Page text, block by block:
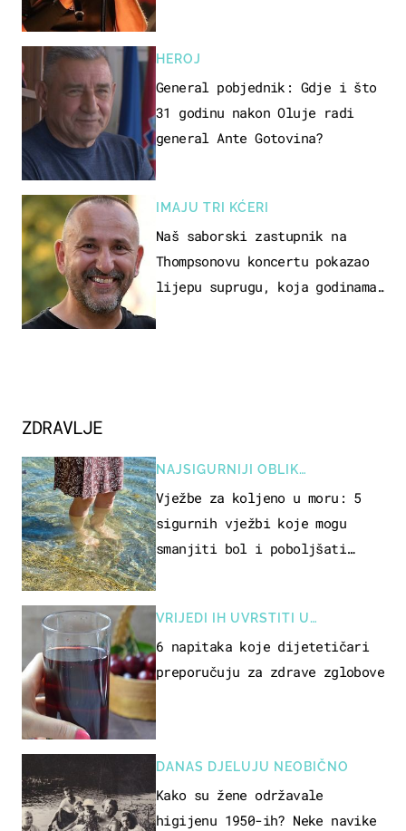
HEROJ
General pobjednik: Gdje i što
31 godinu nakon Oluje radi
general Ante Gotovina?
IMAJU TRI KĆERI
Naš saborski zastupnik na
Thompsonovu koncertu pokazao
lijepu suprugu, koja godinama
ZDRAVLJE
NAJSIGURNIJI OBLIK
REKREACIJE
Vježbe za koljeno u moru: 5
sigurnih vježbi koje mogu
smanjiti bol i poboljšati
VRIJEDI IH UVRSTITI U
PREHRANU
6 napitaka koje dijetetičari
preporučuju za zdrave zglobove
DANAS DJELUJU NEOBIČNO
Kako su žene održavale
higijenu 1950-ih? Neke navike